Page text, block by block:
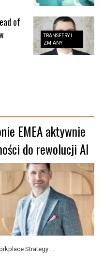
TRANSFERY I
ZMIANY
of
EMEA aktywnie
do rewolucji AI
Strategy ...